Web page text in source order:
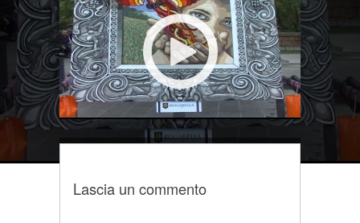
Lascia un commento